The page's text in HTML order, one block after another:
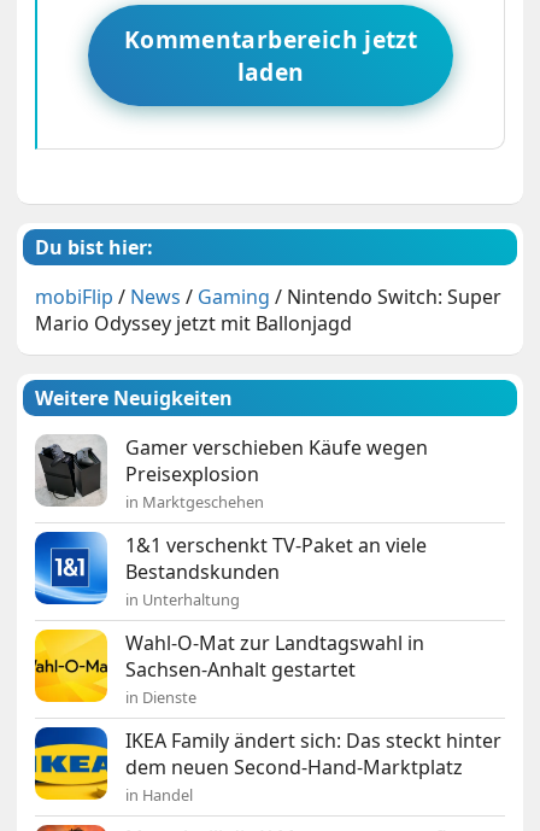
Kommentarbereich jetzt
laden
Du bist hier:
mobiFlip / News / Gaming / Nintendo Switch: Super
Mario Odyssey jetzt mit Ballonjagd
Weitere Neuigkeiten
Gamer verschieben Käufe wegen
Preisexplosion
in Marktgeschehen
1&1 verschenkt TV-Paket an viele
Bestandskunden
in Unterhaltung
Wahl-O-Mat zur Landtagswahl in
Sachsen-Anhalt gestartet
in Dienste
IKEA Family ändert sich: Das steckt hinter
dem neuen Second-Hand-Marktplatz
in Handel